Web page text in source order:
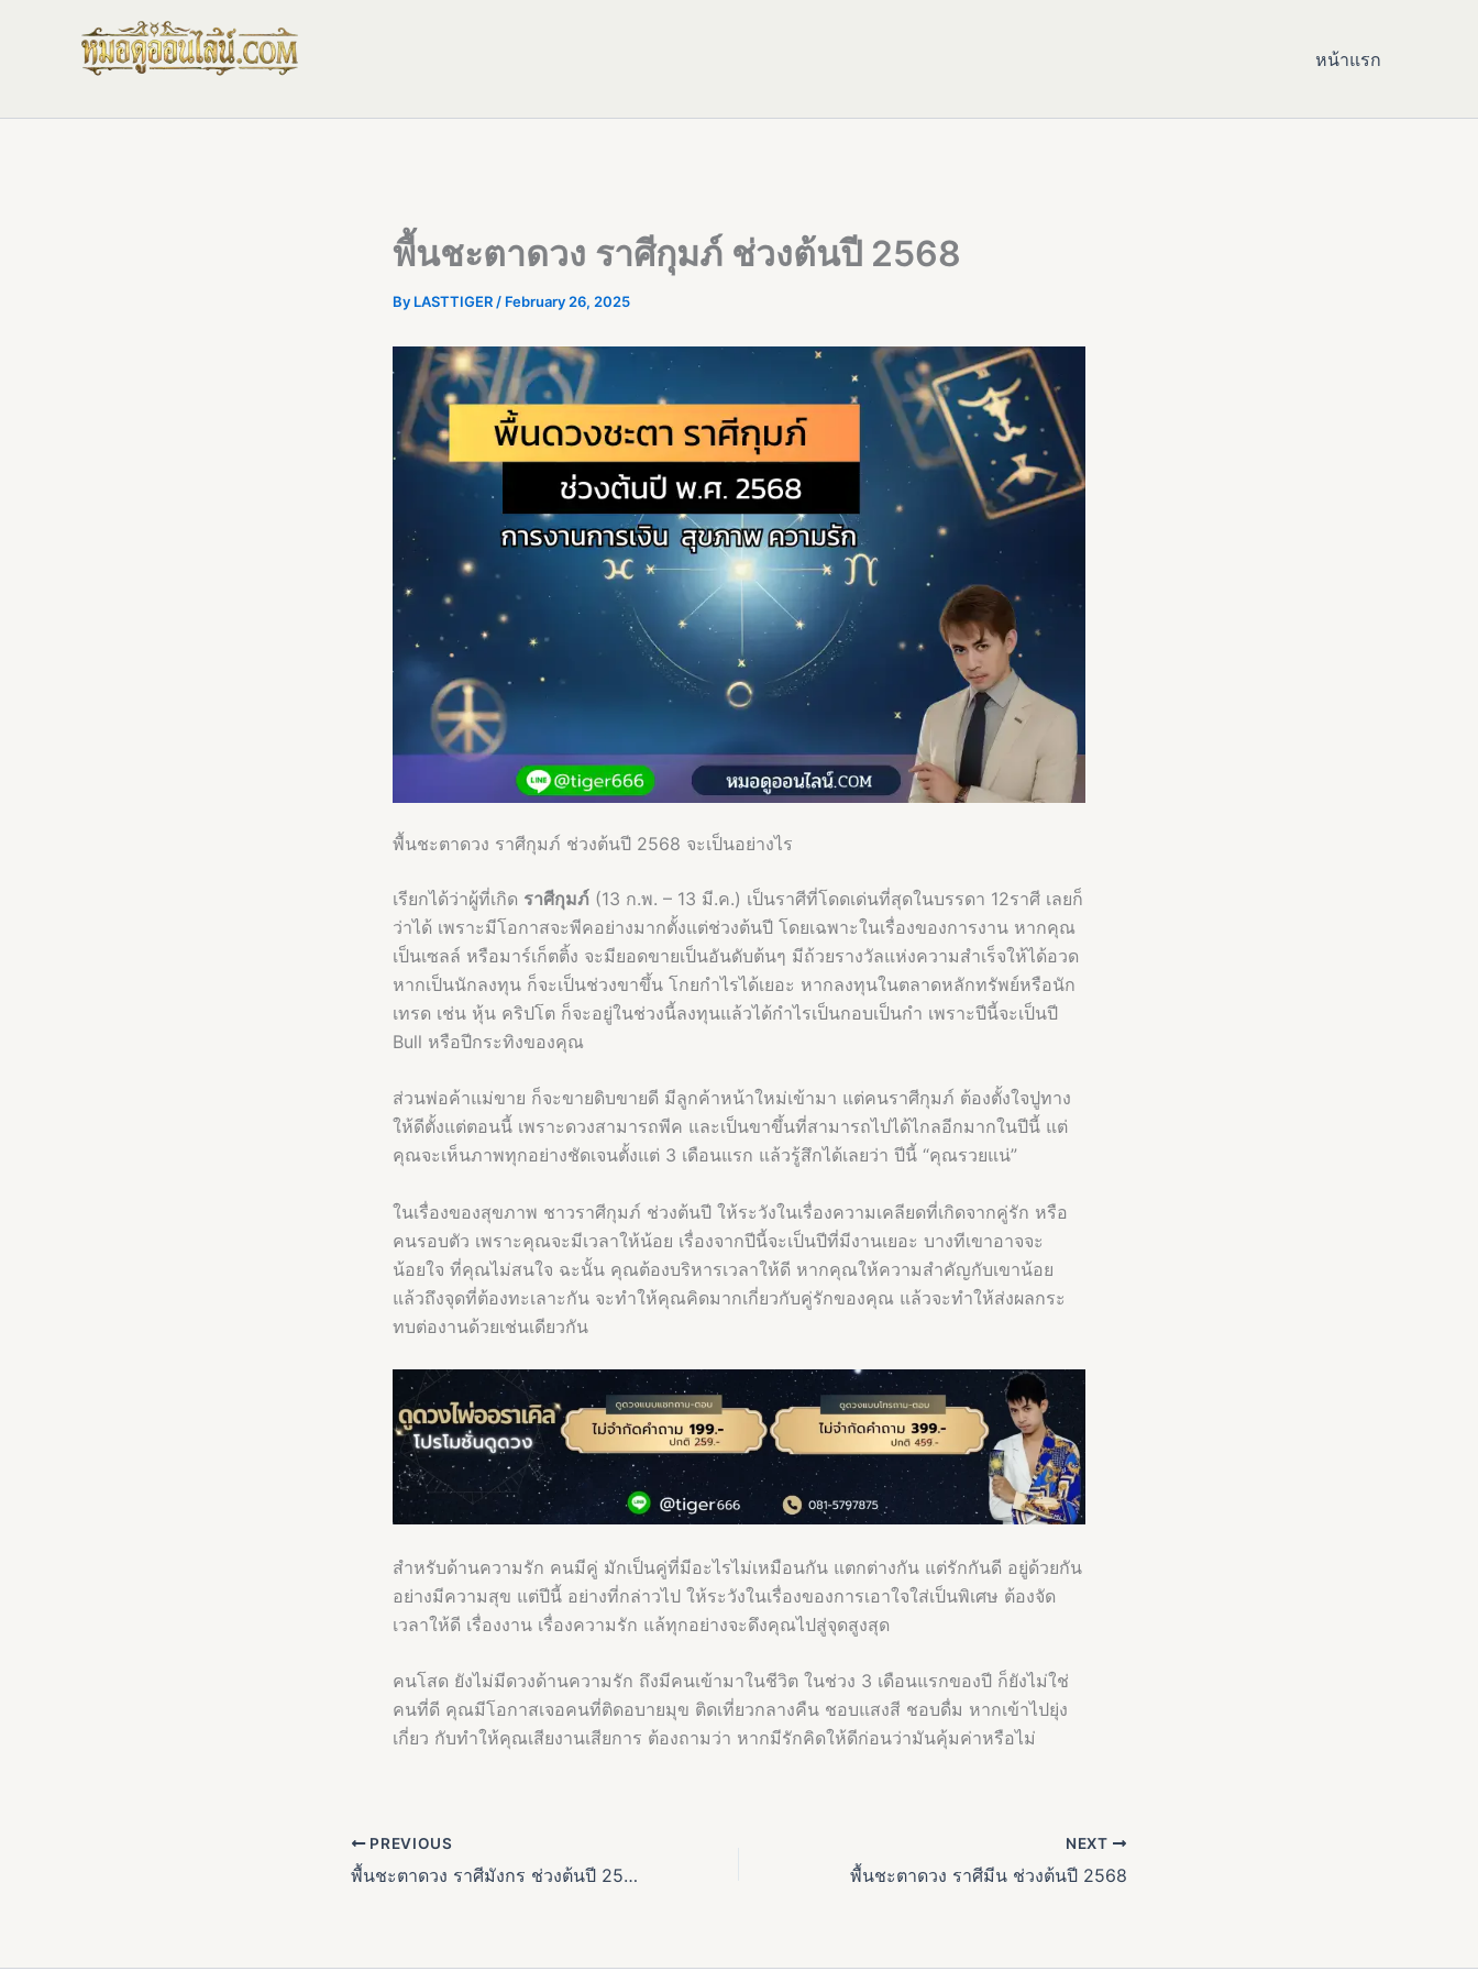
หน้าแรก
พื้นชะตาดวง ราศีกุมภ์ ช่วงต้นปี 2568
By LASTTIGER / February 26, 2025
พื้นชะตาดวง ราศีกุมภ์ ช่วงต้นปี 2568 จะเป็นอย่างไร
เรียกได้ว่าผู้ที่เกิด ราศีกุมภ์ (13 ก.พ. – 13 มี.ค.) เป็นราศีที่โดดเด่นที่สุดในบรรดา 12ราศี เลยก็
ว่าได้ เพราะมีโอกาสจะพีคอย่างมากตั้งแต่ช่วงต้นปี โดยเฉพาะในเรื่องของการงาน หากคุณ
เป็นเซลล์ หรือมาร์เก็ตติ้ง จะมียอดขายเป็นอันดับต้นๆ มีถ้วยรางวัลแห่งความสำเร็จให้ได้อวด
หากเป็นนักลงทุน ก็จะเป็นช่วงขาขึ้น โกยกำไรได้เยอะ หากลงทุนในตลาดหลักทรัพย์หรือนัก
เทรด เช่น หุ้น คริปโต ก็จะอยู่ในช่วงนี้ลงทุนแล้วได้กำไรเป็นกอบเป็นกำ เพราะปีนี้จะเป็นปี
Bull หรือปีกระทิงของคุณ
ส่วนพ่อค้าแม่ขาย ก็จะขายดิบขายดี มีลูกค้าหน้าใหม่เข้ามา แต่คนราศีกุมภ์ ต้องตั้งใจปูทาง
ให้ดีตั้งแต่ตอนนี้ เพราะดวงสามารถพีค และเป็นขาขึ้นที่สามารถไปได้ไกลอีกมากในปีนี้ แต่
คุณจะเห็นภาพทุกอย่างชัดเจนตั้งแต่ 3 เดือนแรก แล้วรู้สึกได้เลยว่า ปีนี้ “คุณรวยแน่”
ในเรื่องของสุขภาพ ชาวราศีกุมภ์ ช่วงต้นปี ให้ระวังในเรื่องความเคลียดที่เกิดจากคู่รัก หรือ
คนรอบตัว เพราะคุณจะมีเวลาให้น้อย เรื่องจากปีนี้จะเป็นปีที่มีงานเยอะ บางทีเขาอาจจะ
น้อยใจ ที่คุณไม่สนใจ ฉะนั้น คุณต้องบริหารเวลาให้ดี หากคุณให้ความสำคัญกับเขาน้อย
แล้วถึงจุดที่ต้องทะเลาะกัน จะทำให้คุณคิดมากเกี่ยวกับคู่รักของคุณ แล้วจะทำให้ส่งผลกระ
ทบต่องานด้วยเช่นเดียวกัน
สำหรับด้านความรัก คนมีคู่ มักเป็นคู่ที่มีอะไรไม่เหมือนกัน แตกต่างกัน แต่รักกันดี อยู่ด้วยกัน
อย่างมีความสุข แต่ปีนี้ อย่างที่กล่าวไป ให้ระวังในเรื่องของการเอาใจใส่เป็นพิเศษ ต้องจัด
เวลาให้ดี เรื่องงาน เรื่องความรัก แล้ทุกอย่างจะดึงคุณไปสู่จุดสูงสุด
คนโสด ยังไม่มีดวงด้านความรัก ถึงมีคนเข้ามาในชีวิต ในช่วง 3 เดือนแรกของปี ก็ยังไม่ใช่
คนที่ดี คุณมีโอกาสเจอคนที่ติดอบายมุข ติดเที่ยวกลางคืน ชอบแสงสี ชอบดื่ม หากเข้าไปยุ่ง
เกี่ยว กับทำให้คุณเสียงานเสียการ ต้องถามว่า หากมีรักคิดให้ดีก่อนว่ามันคุ้มค่าหรือไม่
PREVIOUS
พื้นชะตาดวง ราศีมังกร ช่วงต้นปี 2568
NEXT
พื้นชะตาดวง ราศีมีน ช่วงต้นปี 2568